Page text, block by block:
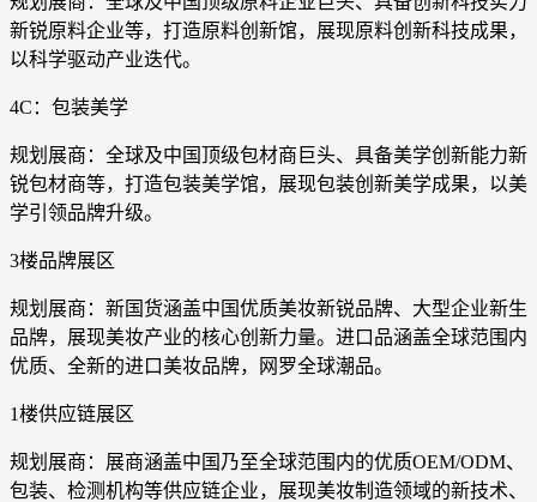
新锐原料企业等，打造原料创新馆，展现原料创新科技成果，
以科学驱动产业迭代。
4C：包装美学
规划展商：全球及中国顶级包材商巨头、具备美学创新能力新
锐包材商等，打造包装美学馆，展现包装创新美学成果，以美
学引领品牌升级。
3楼品牌展区
规划展商：新国货涵盖中国优质美妆新锐品牌、大型企业新生
品牌，展现美妆产业的核心创新力量。进口品涵盖全球范围内
优质、全新的进口美妆品牌，网罗全球潮品。
1楼供应链展区
规划展商：展商涵盖中国乃至全球范围内的优质OEM/ODM、
包装、检测机构等供应链企业，展现美妆制造领域的新技术、